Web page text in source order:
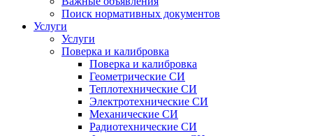
Поиск нормативных документов
Услуги
Услуги
Поверка и калибровка
Поверка и калибровка
Геометрические СИ
Теплотехнические СИ
Электротехнические СИ
Механические СИ
Радиотехнические СИ